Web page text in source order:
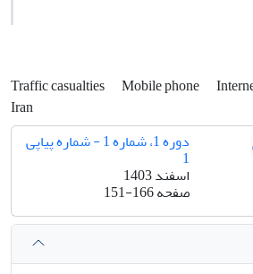
Traffic casualties Mobile phone
Iran
دوره 1، شماره 1 - شماره پیاپی
1
اسفند 1403
صفحه151-166